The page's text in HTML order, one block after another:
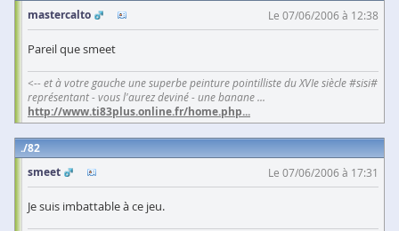
mastercalto
Le 07/06/2006 à 12:38
Pareil que smeet
<-- et à votre gauche une superbe peinture pointilliste du XVIe siècle #sisi#
représentant - vous l'aurez deviné - une banane ...
http://www.ti83plus.online.fr/home.php...
82
smeet
Le 07/06/2006 à 17:31
Je suis imbattable à ce jeu.